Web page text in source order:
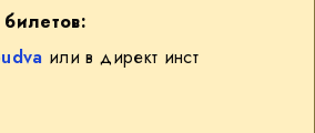
или в директ инст